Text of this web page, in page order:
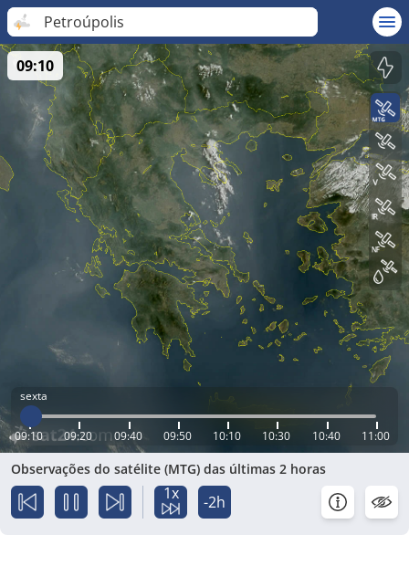
Petroúpolis
sexta
09:10 09:20 09:40 09:50 10:10 10:30 10:40 11:00
09:10
Observações do satélite (MTG) das últimas 2 horas
1x -2h